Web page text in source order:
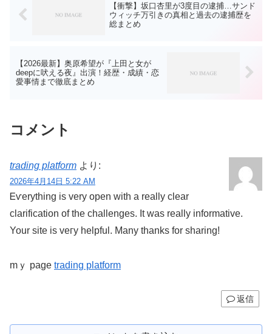
【衝撃】坂口杏里が3度目の逮捕…サンド
ウィッチ万引きの真相と過去の逮捕歴を
総まとめ
【2026最新】奥原希望が『上田と女が
deepに吠える夜』出演！経歴・成績・恋
愛事情まで徹底まとめ
コメント
trading platform より:
2026年4月14日 5:22 AM
Ꭼѵerything iѕ very open with a really clear
clarification of the challenges. It was really informatіve.
Your site is veгy helpful. Many thanks for sharing!
mｙ page trading platform
返信